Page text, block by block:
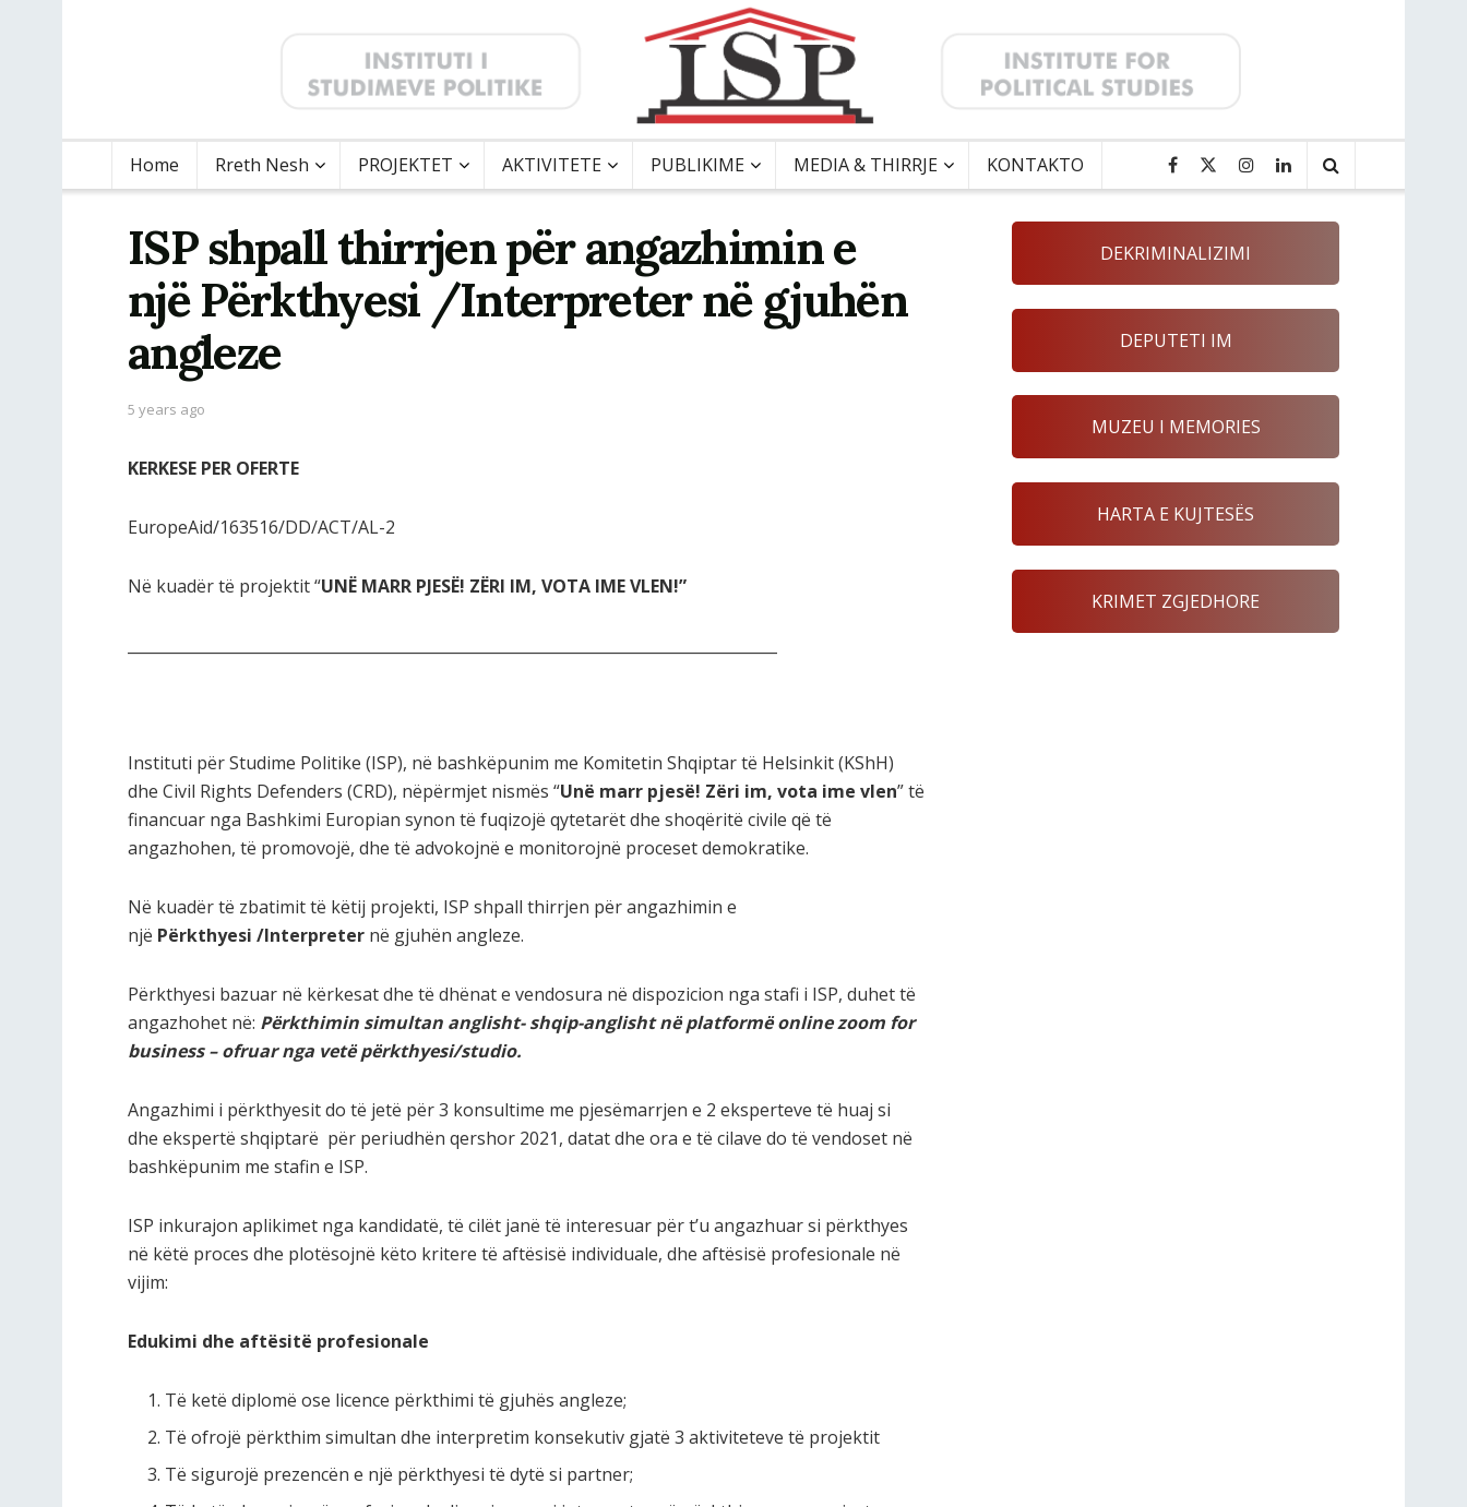
Home Rreth Nesh PROJEKTET AKTIVITETE PUBLIKIME MEDIA & THIRRJE KONTAKTO
ISP shpall thirrjen për angazhimin e
një Përkthyesi /Interpreter në gjuhën
angleze
5 years ago
KERKESE PER OFERTE
EuropeAid/163516/DD/ACT/AL-2
Në kuadër të projektit “UNË MARR PJESË! ZËRI IM, VOTA IME VLEN!”
Instituti për Studime Politike (ISP), në bashkëpunim me Komitetin Shqiptar të Helsinkit (KShH)
dhe Civil Rights Defenders (CRD), nëpërmjet nismës “Unë marr pjesë! Zëri im, vota ime vlen” të
financuar nga Bashkimi Europian synon të fuqizojë qytetarët dhe shoqëritë civile që të
angazhohen, të promovojë, dhe të advokojnë e monitorojnë proceset demokratike.
Në kuadër të zbatimit të këtij projekti, ISP shpall thirrjen për angazhimin e
një Përkthyesi /Interpreter në gjuhën angleze.
Përkthyesi bazuar në kërkesat dhe të dhënat e vendosura në dispozicion nga stafi i ISP, duhet të
angazhohet në: Përkthimin simultan anglisht- shqip-anglisht në platformë online zoom for
business – ofruar nga vetë përkthyesi/studio.
Angazhimi i përkthyesit do të jetë për 3 konsultime me pjesëmarrjen e 2 eksperteve të huaj si
dhe ekspertë shqiptarë për periudhën qershor 2021, datat dhe ora e të cilave do të vendoset në
bashkëpunim me stafin e ISP.
ISP inkurajon aplikimet nga kandidatë, të cilët janë të interesuar për t’u angazhuar si përkthyes
në këtë proces dhe plotësojnë këto kritere të aftësisë individuale, dhe aftësisë profesionale në
vijim:
Edukimi dhe aftësitë profesionale
Të ketë diplomë ose licence përkthimi të gjuhës angleze;
Të ofrojë përkthim simultan dhe interpretim konsekutiv gjatë 3 aktiviteteve të projektit
Të sigurojë prezencën e një përkthyesi të dytë si partner;
DEKRIMINALIZIMI
DEPUTETI IM
MUZEU I MEMORIES
HARTA E KUJTESËS
KRIMET ZGJEDHORE